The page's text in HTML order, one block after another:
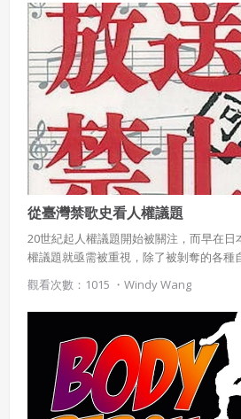
從臺灣禁歌史看人權議題
20世紀起人權議題開始被關注，而早在日
權議題就亟需被重視，除了被剝奪的各種
受阻礙，這樣的狀況直到解嚴後才逐漸改
觀看次數：1015 ・ Windy Wang